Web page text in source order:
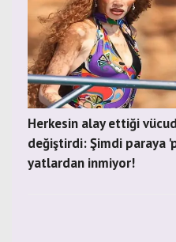
Herkesin alay ettiği
değiştirdi: Şimdi paraya
yatlardan inmiyor!